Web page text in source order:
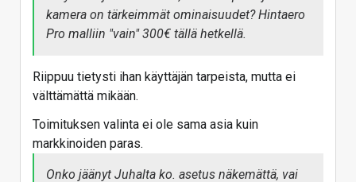
kamera on tärkeimmät ominaisuudet? Hintaero
Pro malliin "vain" 300€ tällä hetkellä.
Riippuu tietysti ihan käyttäjän tarpeista, mutta ei
välttämättä mikään.
Toimituksen valinta ei ole sama asia kuin
markkinoiden paras.
Onko jäänyt Juhalta ko. asetus näkemättä, vai